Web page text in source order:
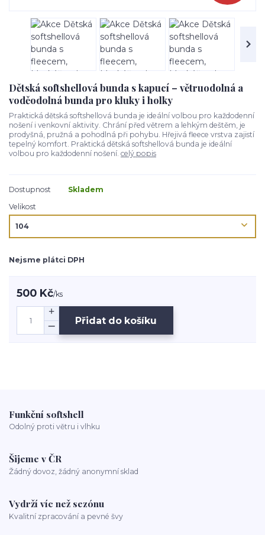
Dětská softshellová bunda s kapucí – větruodolná a
voděodolná bunda pro kluky i holky
Praktická dětská softshellová bunda je ideální volbou pro každodenní
nošení i venkovní aktivity. Chrání před větrem a lehkým deštěm, je
prodyšná, pružná a pohodlná při pohybu. Hřejivá fleece vrstva zajistí
tepelný komfort. Praktická dětská softshellová bunda je ideální
volbou pro každodenní nošení. celý popis
Dostupnost
Skladem
Velikost
Nejsme plátci DPH
500 Kč/ks
Přidat do košíku
Funkční softshell
Odolný proti větru i vlhku
Šijeme v ČR
Žádný dovoz, žádný anonymní sklad
Vydrží víc než sezónu
Kvalitní zpracování a pevné švy